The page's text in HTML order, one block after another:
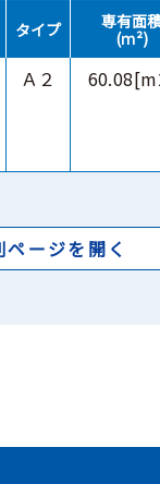
タイプ
専有面
(ｍ²)
Ａ２
ページを開く